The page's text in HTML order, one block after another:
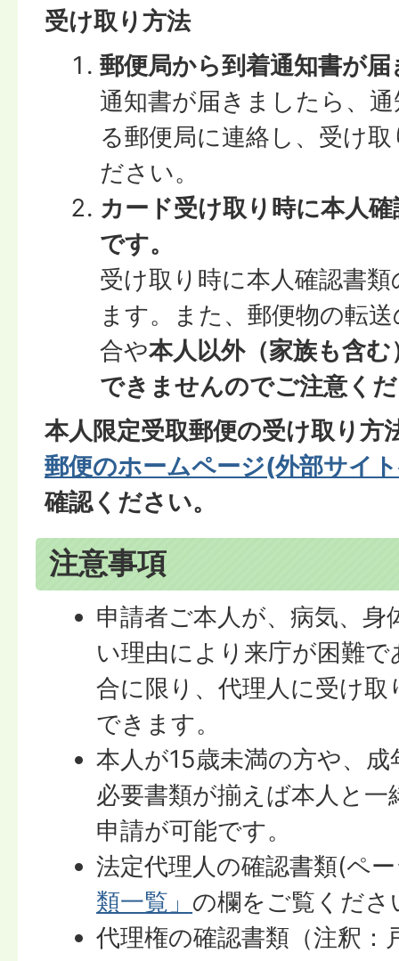
受け取り方法
郵便局から到着通知書が
通知書が届きましたら、
る郵便局に連絡し、受け
ださい。
カード受け取り時に本人
です。
受け取り時に本人確認書
ます。また、郵便物の転
合や本人以外（家族も含
できませんのでご注意く
本人限定受取郵便の受け取り方
郵便のホームページ(外部サイ
確認ください。
注意事項
申請者ご本人が、病気、
い理由により来庁が困難
合に限り、代理人に受け
できます。
本人が15歳未満の方や、
必要書類が揃えば本人と
申請が可能です。
法定代理人の確認書類(ペ
類一覧」 の欄をご覧くださ
代理権の確認書類（注釈：